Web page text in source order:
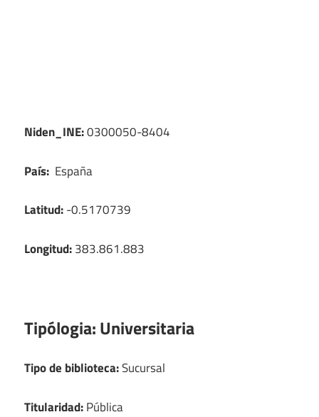
Niden_INE:0300050-8404
País: España
Latitud:-0.5170739
Longitud:383.861.883
Tipólogia:Universitaria
Tipo de biblioteca:Sucursal
Titularidad:Pública